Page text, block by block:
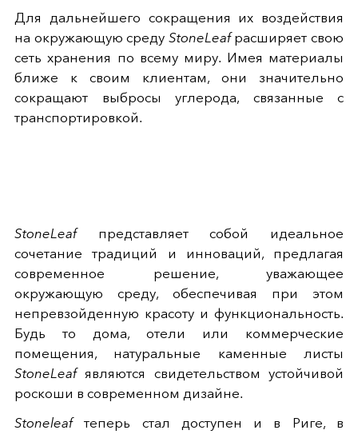
Для дальнейшего сокращения их воздействия
на окружающую среду StoneLeafрасширяет свою
сеть хранения по всему миру. Имея материалы
ближе к своим клиентам, они значительно
сокращают выбросы углерода, связанные с
транспортировкой.
StoneLeafпредставляет собой идеальное
сочетание традиций и инноваций, предлагая
современное решение, уважающее
окружающую среду, обеспечивая при этом
непревзойденную красоту и функциональность.
Будь то дома, отели или коммерческие
помещения, натуральные каменные листы
StoneLeafявляются свидетельством устойчивой
роскоши в современном дизайне.
Stoneleafтеперь стал доступен и в Риге, в